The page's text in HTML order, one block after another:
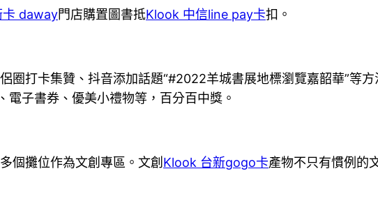
卡 daway門店購置圖書抵Klook 中信line pay卡扣。
圈打卡集贊、抖音添加話題“#2022羊城書展地標瀏覽嘉韶華”等方
電子書券、優美小禮物等，百分百中獎。
個攤位作為文創專區。文創 Klook 台新gogo卡產物不只有慣例的